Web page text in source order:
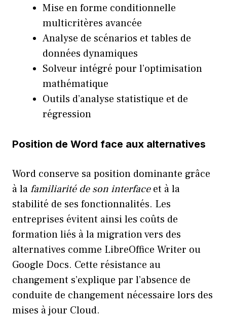
Mise en forme conditionnelle
multicritères avancée
Analyse de scénarios et tables de
données dynamiques
Solveur intégré pour l’optimisation
mathématique
Outils d’analyse statistique et de
régression
Position de Word face aux alternatives
Word conserve sa position dominante grâce
à lafamiliarité de son interfaceet à la
stabilité de ses fonctionnalités. Les
entreprises évitent ainsi les coûts de
formation liés à la migration vers des
alternatives comme LibreOffice Writer ou
Google Docs. Cette résistance au
changement s’explique par l’absence de
conduite de changement nécessaire lors des
mises à jour Cloud.